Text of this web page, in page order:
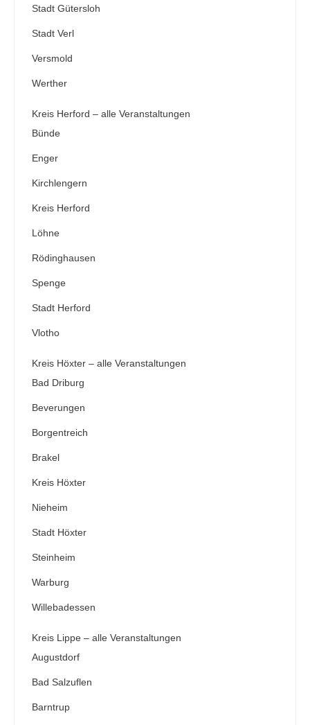
Stadt Gütersloh
Stadt Verl
Versmold
Werther
Kreis Herford – alle Veranstaltungen
Bünde
Enger
Kirchlengern
Kreis Herford
Löhne
Rödinghausen
Spenge
Stadt Herford
Vlotho
Kreis Höxter – alle Veranstaltungen
Bad Driburg
Beverungen
Borgentreich
Brakel
Kreis Höxter
Nieheim
Stadt Höxter
Steinheim
Warburg
Willebadessen
Kreis Lippe – alle Veranstaltungen
Augustdorf
Bad Salzuflen
Barntrup